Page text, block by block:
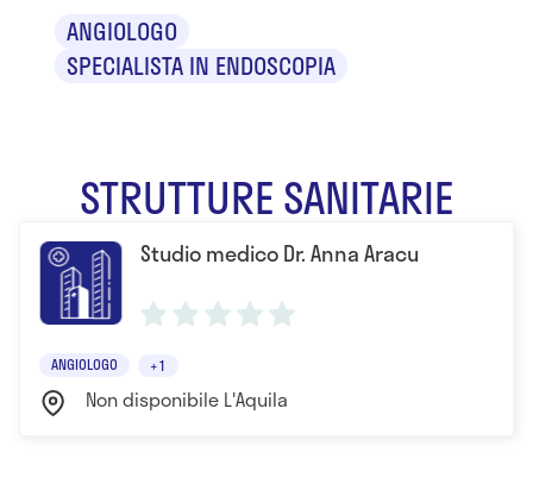
ANGIOLOGO
SPECIALISTA IN ENDOSCOPIA
STRUTTURE SANITARIE
Studio medico Dr. Anna Aracu
ANGIOLOGO +1
Non disponibile L'Aquila